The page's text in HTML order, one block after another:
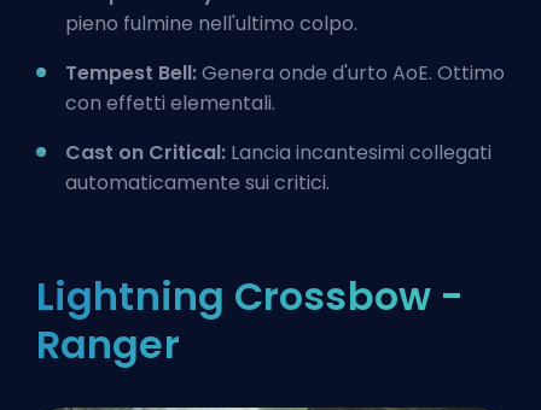
pieno fulmine nell'ultimo colpo.
Tempest Bell:Genera onde d'urto AoE. Ottimo
con effetti elementali.
Cast on Critical: Lancia incantesimi collegati
automaticamente sui critici.
Lightning Crossbow -
Ranger